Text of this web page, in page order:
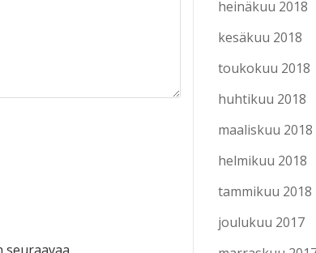
heinäkuu 2018
kesäkuu 2018
toukokuu 2018
huhtikuu 2018
maaliskuu 2018
helmikuu 2018
tammikuu 2018
joulukuu 2017